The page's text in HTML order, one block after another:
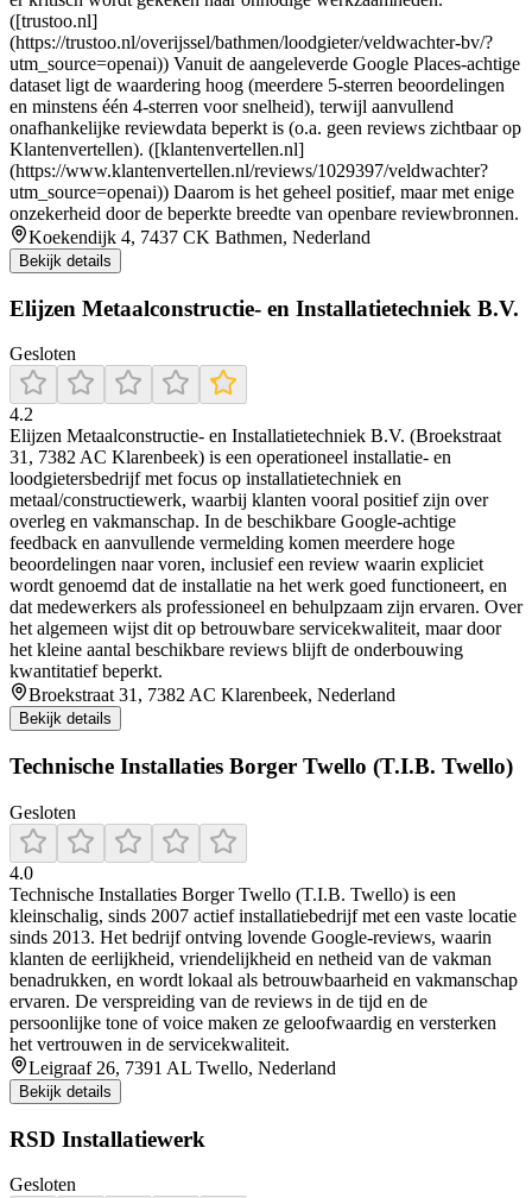
([trustoo.nl]
(https://trustoo.nl/overijssel/bathmen/loodgieter/veldwachter-bv/?
utm_source=openai)) Vanuit de aangeleverde Google Places-achtige
dataset ligt de waardering hoog (meerdere 5-sterren beoordelingen
en minstens één 4-sterren voor snelheid), terwijl aanvullend
onafhankelijke reviewdata beperkt is (o.a. geen reviews zichtbaar op
Klantenvertellen). ([klantenvertellen.nl]
(https://www.klantenvertellen.nl/reviews/1029397/veldwachter?
utm_source=openai)) Daarom is het geheel positief, maar met enige
onzekerheid door de beperkte breedte van openbare reviewbronnen.
Koekendijk 4, 7437 CK Bathmen, Nederland
Bekijk details
Elijzen Metaalconstructie- en Installatietechniek B.V.
Gesloten
4.2
Elijzen Metaalconstructie- en Installatietechniek B.V. (Broekstraat
31, 7382 AC Klarenbeek) is een operationeel installatie- en
loodgietersbedrijf met focus op installatietechniek en
metaal/constructiewerk, waarbij klanten vooral positief zijn over
overleg en vakmanschap. In de beschikbare Google-achtige
feedback en aanvullende vermelding komen meerdere hoge
beoordelingen naar voren, inclusief een review waarin expliciet
wordt genoemd dat de installatie na het werk goed functioneert, en
dat medewerkers als professioneel en behulpzaam zijn ervaren. Over
het algemeen wijst dit op betrouwbare servicekwaliteit, maar door
het kleine aantal beschikbare reviews blijft de onderbouwing
kwantitatief beperkt.
Broekstraat 31, 7382 AC Klarenbeek, Nederland
Bekijk details
Technische Installaties Borger Twello (T.I.B. Twello)
Gesloten
4.0
Technische Installaties Borger Twello (T.I.B. Twello) is een
kleinschalig, sinds 2007 actief installatiebedrijf met een vaste locatie
sinds 2013. Het bedrijf ontving lovende Google‑reviews, waarin
klanten de eerlijkheid, vriendelijkheid en netheid van de vakman
benadrukken, en wordt lokaal als betrouwbaarheid en vakmanschap
ervaren. De verspreiding van de reviews in de tijd en de
persoonlijke tone of voice maken ze geloofwaardig en versterken
het vertrouwen in de servicekwaliteit.
Leigraaf 26, 7391 AL Twello, Nederland
Bekijk details
RSD Installatiewerk
Gesloten